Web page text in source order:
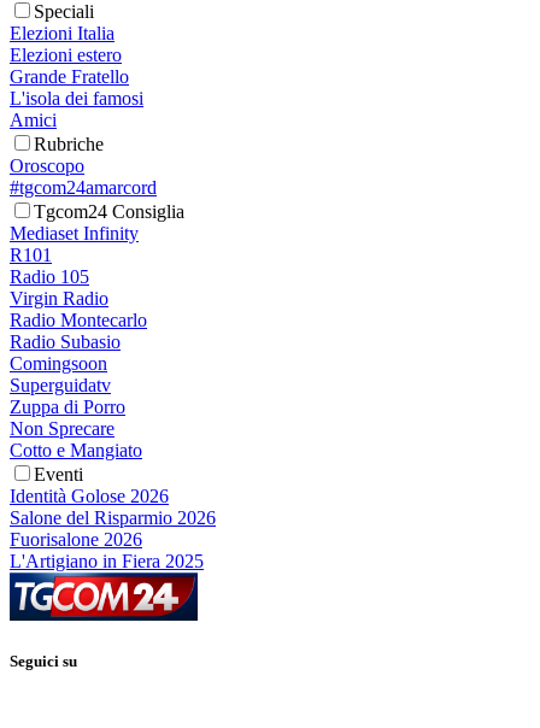
Speciali
Elezioni Italia
Elezioni estero
Grande Fratello
L'isola dei famosi
Amici
Rubriche
Oroscopo
#tgcom24amarcord
Tgcom24 Consiglia
Mediaset Infinity
R101
Radio 105
Virgin Radio
Radio Montecarlo
Radio Subasio
Comingsoon
Superguidatv
Zuppa di Porro
Non Sprecare
Cotto e Mangiato
Eventi
Identità Golose 2026
Salone del Risparmio 2026
Fuorisalone 2026
L'Artigiano in Fiera 2025
Seguici su